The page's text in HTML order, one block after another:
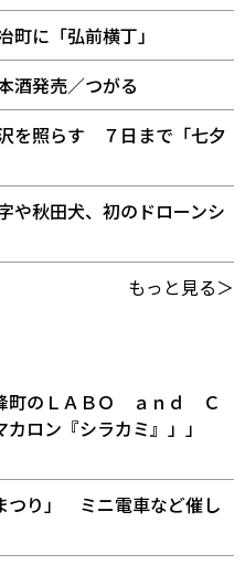
町に「弘前横丁」
酒発売／つがる
を照らす ７日まで「七夕
や秋田犬、初のドローンシ
もっと見る＞
町のＬＡＢＯ ａｎｄ Ｃ
ロン『シラカミ』」」
つり」 ミニ電車など催し